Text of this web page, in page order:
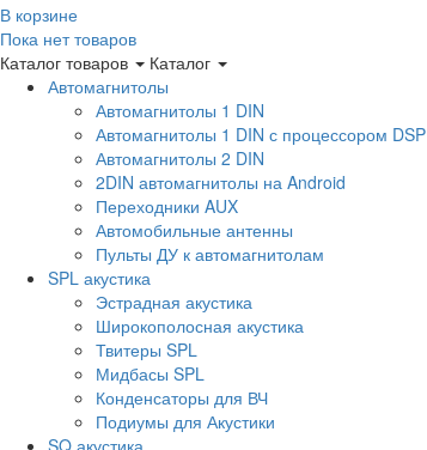
В корзине
Пока нет товаров
Каталог товаров
Каталог
Автомагнитолы
Автомагнитолы 1 DIN
Автомагнитолы 1 DIN с процессором DSP
Автомагнитолы 2 DIN
2DIN автомагнитолы на Android
Переходники AUX
Автомобильные антенны
Пульты ДУ к автомагнитолам
SPL акустика
Эстрадная акустика
Широкополосная акустика
Твитеры SPL
Мидбасы SPL
Конденсаторы для ВЧ
Подиумы для Акустики
SQ акустика